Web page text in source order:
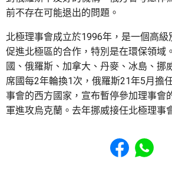
前不存在可能退出的問題。
北極理事會成立於1996年，是一個高級
促進北極區的合作，特別是在環保領域
國、俄羅斯、加拿大、丹麥、冰島、挪
席國每2年輪換1次，俄羅斯21年5月擔
事會的西方國家，宣布暫停參加理事會
軍進攻烏克蘭。去年挪威接任北極理事
Share toShare